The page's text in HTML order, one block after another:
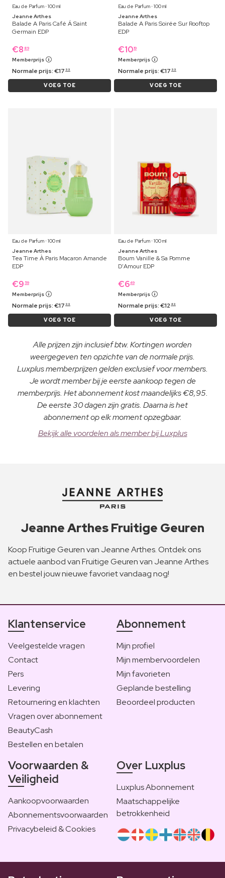
Eau de Parfum ⋅ 100 ml
Jeanne Arthes
Balade A Paris Café Á Saint
Germain EDP
€8 89
Memberprijs
Normale prijs:€17 99
VOEG TOE
Eau de Parfum ⋅ 100 ml
Jeanne Arthes
Balade A Paris Soirée Sur Rooftop
EDP
€1019
Memberprijs
Normale prijs:€17 99
VOEG TOE
Eau de Parfum ⋅ 100 ml
Jeanne Arthes
Tea Time À Paris Macaron Amande
EDP
€9 59
Memberprijs
Normale prijs:€17 99
VOEG TOE
Eau de Parfum ⋅ 100 ml
Jeanne Arthes
Boum Vanille & Sa Pomme
D'Amour EDP
€649
Memberprijs
Normale prijs:€12 49
VOEG TOE
Alle prijzen zijn inclusief btw. Kortingen worden
weergegeven ten opzichte van de normale prijs.
Luxplus memberprijzen gelden exclusief voor members.
Je wordt member bij je eerste aankoop tegen de
memberprijs. Het abonnement kost maandelijks €8,95.
De eerste 30 dagen zijn gratis. Daarna is het
abonnement op elk moment opzegbaar.
Bekijk alle voordelen als member bij Luxplus
Jeanne Arthes Fruitige Geuren
Koop Fruitige Geuren van Jeanne Arthes. Ontdek ons
actuele aanbod van Fruitige Geuren van Jeanne Arthes
en bestel jouw nieuwe favoriet vandaag nog!
Klantenservice
Veelgestelde vragen
Contact
Pers
Levering
Retournering en klachten
Vragen over abonnement
BeautyCash
Bestellen en betalen
Abonnement
Mijn profiel
Mijn membervoordelen
Mijn favorieten
Geplande bestelling
Beoordeel producten
Voorwaarden &
Veiligheid
Aankoopvoorwaarden
Abonnementsvoorwaarden
Privacybeleid & Cookies
Over Luxplus
Luxplus Abonnement
Maatschappelijke
betrokkenheid